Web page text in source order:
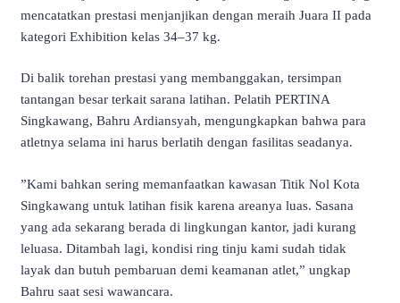
mencatatkan prestasi menjanjikan dengan meraih Juara II pada
kategori Exhibition kelas 34–37 kg.
​Di balik torehan prestasi yang membanggakan, tersimpan
tantangan besar terkait sarana latihan. Pelatih PERTINA
Singkawang, Bahru Ardiansyah, mengungkapkan bahwa para
atletnya selama ini harus berlatih dengan fasilitas seadanya.
​”Kami bahkan sering memanfaatkan kawasan Titik Nol Kota
Singkawang untuk latihan fisik karena areanya luas. Sasana
yang ada sekarang berada di lingkungan kantor, jadi kurang
leluasa. Ditambah lagi, kondisi ring tinju kami sudah tidak
layak dan butuh pembaruan demi keamanan atlet,” ungkap
Bahru saat sesi wawancara.